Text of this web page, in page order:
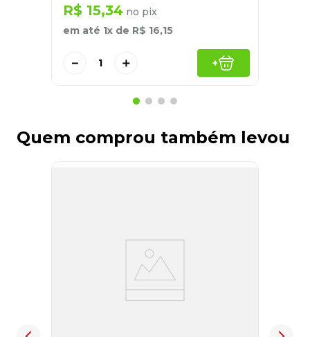
R$ 15,34 no pix
em até 1x de R$ 16,15
＋
－ +
Quem comprou também levou